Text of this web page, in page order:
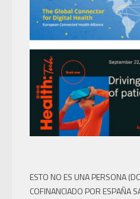
ESTO NO ES UNA PERSONA
COFINANCIADO POR ESPAÑA